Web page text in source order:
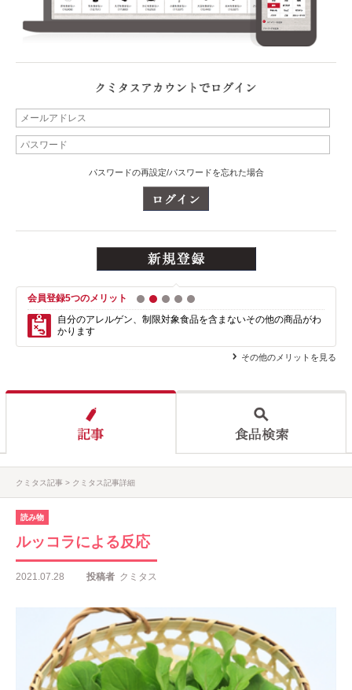
パスワードの再設定/パスワードを忘れた場合
会員登録5つのメリット 1 2 3 4
自分のアレルゲン、制限対象食品を含まないその他の商品がわ
かります
その他のメリットを見る
クミタス記事 クミタス記事詳細
読み物
ルッコラによる反応
2021.07.28 投稿者 クミタス